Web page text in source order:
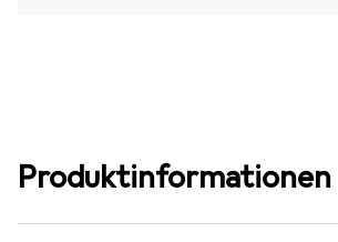
Produktinformationen